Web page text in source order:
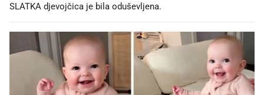
SLATKA djevojčica je bila oduševljena.